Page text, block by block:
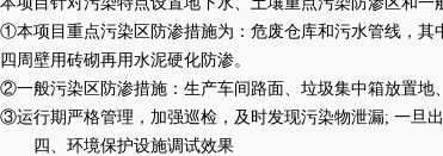
①本项目重点污染区防渗措施为：危废仓库和污水管线，其
四周壁用砖砌再用水泥硬化防渗。
②一般污染区防渗措施：生产车间路面、垃圾集中箱放置地
③运行期严格管理，加强巡检，及时发现污染物泄漏; 一旦
四、环境保护设施调试效果